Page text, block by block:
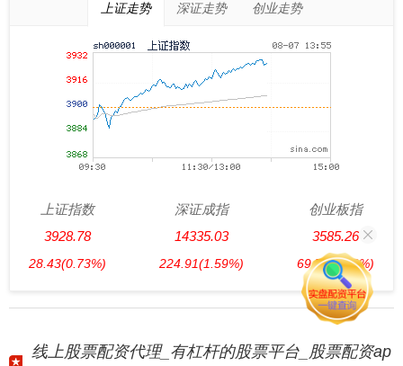
上证走势 深证走势 创业走势
上证指数
3928.78
28.43(0.73%)
深证成指
14335.03
224.91(1.59%)
创业板指
3585.26
69.70(1.98%)
线上股票配资代理_有杠杆的股票平台_股票配资ap